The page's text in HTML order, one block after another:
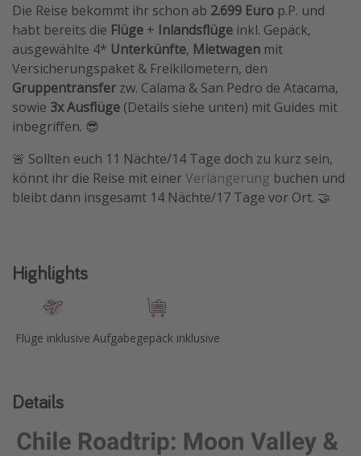
Die Reise bekommt ihr schon ab 2.699 Euro p.P. und
habt bereits die Flüge + Inlandsflüge inkl. Gepäck,
ausgewählte 4* Unterkünfte, Mietwagen mit
Versicherungspaket & Freikilometern, den
Gruppentransfer zw. Calama & San Pedro de Atacama,
sowie 3x Ausflüge (Details siehe unten) mit Guides mit
inbegriffen. 😎
🚨 Sollten euch 11 Nächte/14 Tage doch zu kurz sein,
könnt ihr die Reise mit einerVerlängerung buchen und
bleibt dann insgesamt 14 Nächte/17 Tage vor Ort. 🤝
Highlights
Flüge inklusive Aufgabegepäck inklusive
Details